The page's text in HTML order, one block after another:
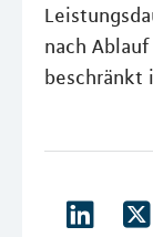
nach
beschränkt